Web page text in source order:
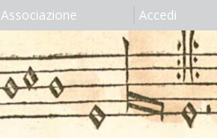
Associazione Accedi